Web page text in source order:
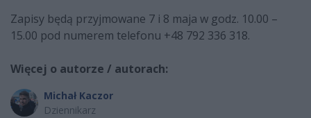
Zapisy będą przyjmowane 7 i 8 maja w godz. 10.00 –
15.00 pod numerem telefonu +48 792 336 318.
Więcej o autorze / autorach:
Michał Kaczor
Dziennikarz